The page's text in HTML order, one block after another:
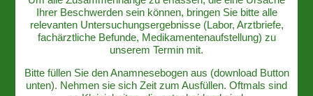
Ihrer Beschwerden sein können, bringen Sie bitte alle
relevanten Untersuchungsergebnisse (Labor, Arztbriefe,
fachärztliche Befunde, Medikamentenaufstellung) zu
unserem Termin mit.
Bitte füllen Sie den Anamnesebogen aus (download Button
unten). Nehmen sie sich Zeit zum Ausfüllen. Oftmals sind